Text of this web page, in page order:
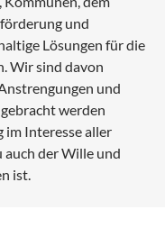
und
Lösungen für die
Wir sind davon
und
werden
im Interesse aller
auch der Wille und
ist.